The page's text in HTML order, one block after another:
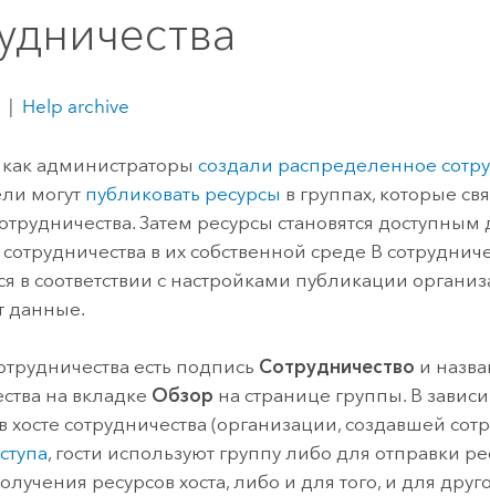
технологий
Help archive
как администраторысоздали распределенное
могут публиковать ресурсы в группах, которые
Затем ресурсы становятся доступным
сотрудничества в их собственной среде В
в соответствии с настройками публикации
данные.
есть подпись Сотрудничество и
на вкладке Обзор на странице группы. В
хосте сотрудничества (организации, создавшей
, гости используют группу либо для отправки
ресурсов хоста, либо и для того, и для